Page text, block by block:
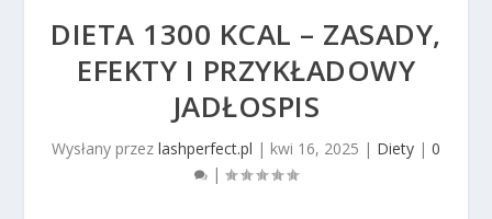
DIETA 1300 KCAL – ZASADY,
EFEKTY I PRZYKŁADOWY
JADŁOSPIS
Wysłany przez lashperfect.pl | kwi 16, 2025 | Diety | 0
|